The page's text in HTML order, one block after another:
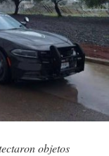
objetos